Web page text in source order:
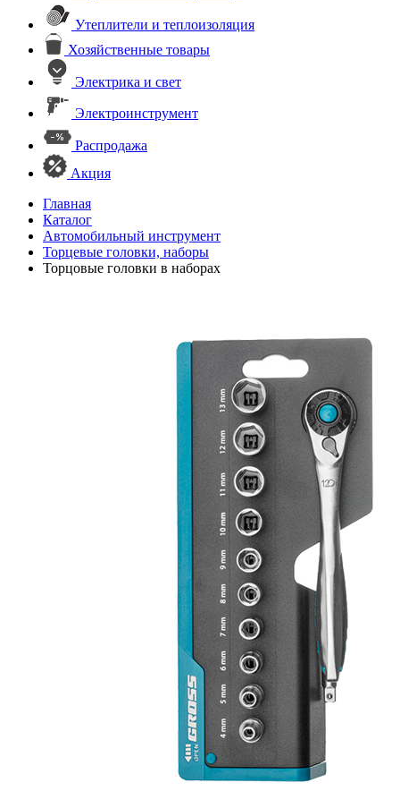
Утеплители и теплоизоляция
Хозяйственные товары
Электрика и свет
Электроинструмент
Распродажа
Акция
Главная
Каталог
Автомобильный инструмент
Торцевые головки, наборы
Торцовые головки в наборах